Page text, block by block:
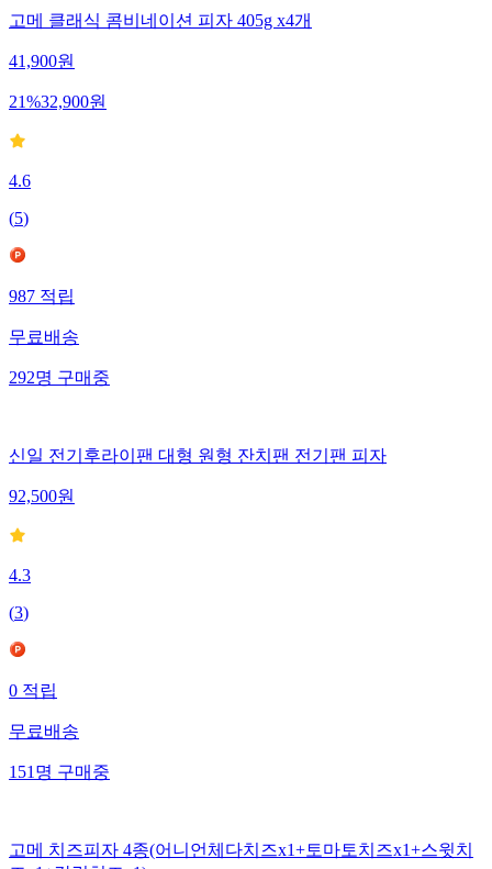
고메 클래식 콤비네이션 피자 405g x4개
41,900원
21%32,900원
4.6
(5)
987적립
무료배송
292명구매중
신일 전기후라이팬 대형 원형 잔치팬 전기팬 피자
92,500원
4.3
(3)
0적립
무료배송
151명구매중
고메 치즈피자 4종(어니언체다치즈x1+토마토치즈x1+스윗치